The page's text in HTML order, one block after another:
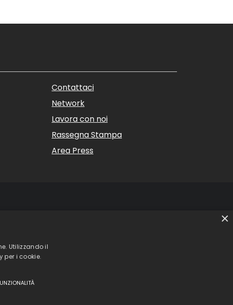
Contattaci
Network
Lavora con noi
Rassegna Stampa
Area Press
(CO) – Italia
| CCIAA REA 302924
×
Utilizzando il
per i cookie.